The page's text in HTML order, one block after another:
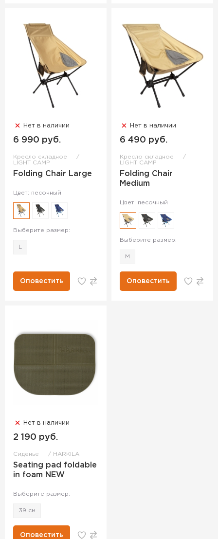
Нет в наличии
6 990 руб.
Кресло складное
LIGHT CAMP
Folding Chair Large
Цвет: песочный
Выберите размер:
Оповестить
Нет в наличии
6 490 руб.
Кресло складное
LIGHT CAMP
Folding Chair
Medium
Цвет: песочный
Выберите размер:
M
Оповестить
Нет в наличии
2 190 руб.
Сиденье HARKILA
Seating pad foldable
in foam NEW
Выберите размер:
39 см
Оповестить